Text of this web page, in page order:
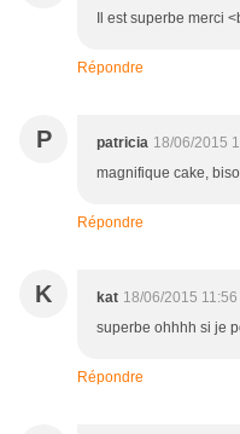
Il est superbe merci
Répondre
P patricia 18/06/2015
magnifique cake,
Répondre
K kat 18/06/2015 11:56
superbe ohhhh si je
Répondre